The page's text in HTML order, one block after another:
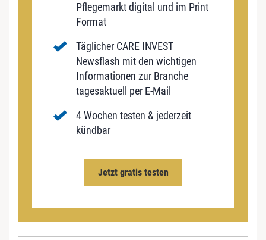
Pflegemarkt digital und im Print
Format
Täglicher CARE INVEST
Newsflash mit den wichtigen
Informationen zur Branche
tagesaktuell per E-Mail
4 Wochen testen & jederzeit
kündbar
Jetzt gratis testen